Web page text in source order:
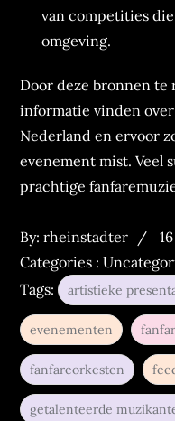
van competities
omgeving.
Door deze bronnen te
informatie vinden
Nederland en ervoor
evenement mist. Veel
prachtige
By:rheinstadter
on
Categories :
Tags:
artistieke
evenementen
fanfareorkesten
getalenteerde